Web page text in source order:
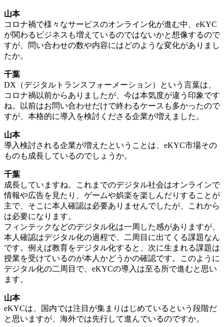
山本
コロナ禍で様々なサービスのオンライン化が進む中、eKYC
が関わるビジネスも増えているのではないかと想像するので
すが、問い合わせの数や内容にはどのような変化がありまし
たか。
千葉
DX（デジタルトランスフォーメーション）という言葉は、
コロナ禍以前からありましたが、今は本気度が違う印象です
ね。以前はお問い合わせだけで終わるケースも多かったので
すが、本格的に導入を検討くださる企業が増えました。
山本
導入検討される企業が増えたということは、eKYC市場その
ものも成長しているのでしょうか。
千葉
成長していますね。これまでのデジタル社会はオンラインで
情報や広告を見たり、ゲームや娯楽を楽しんだりすることが
主で、そこに本人確認は必要ありませんでしたが、これから
は必要になります。
フィンテックなどのデジタル化は一周した感がありますが、
本人確認はデジタル化の過程で、二周目に出てくる課題なん
です。例えば教育をデジタル化すると、次に生まれる課題は
授業を受けているのが本人かどうかの確認です。このように
デジタル化の二周目で、eKYCの導入は至る所で進むと思い
ます。
山本
eKYCは、国内では注目が集まりはじめているという段階だ
と思いますが、海外では先行して進んでいるのですか。